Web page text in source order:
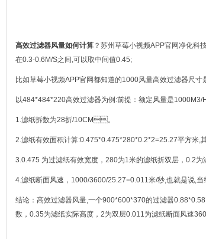
高效过滤器风量如何计算 ？苏州草莓小视频APP官网净
在0.3-0.6M/S之间,可以取中间值0.45;
比如草莓小视频APP官网都知道的1000风量高效过滤器尺寸是
以484*484*220高效过滤器为例:前提：额定风量是
1.滤纸拆数为28折/10CM。
2.滤纸有效面积计算:0.475*0.475*280*0.2*2=25.27平方米,其
3.0.475 为过滤纸有效宽度，280为1米的滤纸折双层，0.2为
4.滤纸断面风速，1000/3600/25.27=0.011米/秒,也就是
结论：高效过滤器风量,一个900*600*370的过滤器
数，0.35为滤纸实际高度，2为双层0.011为滤纸断面风速